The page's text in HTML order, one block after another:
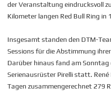
der Veranstaltung eindrucksvoll
Kilometer langen Red Bull Ring in
Insgesamt standen den DTM-
Sessions für die Abstimmung
Darüber hinaus fand am Sonntag
Serienausrüster Pirelli statt.
Tagen zusammengerechnet 279